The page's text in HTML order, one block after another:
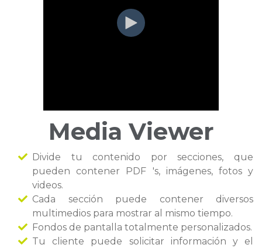
Media Viewer
Divide tu contenido por secciones, que
pueden contener PDF 's, imágenes, fotos y
videos.
Cada sección puede contener diversos
multimedios para mostrar al mismo tiempo.
Fondos de pantalla totalmente personalizados.
Tu cliente puede solicitar información y el